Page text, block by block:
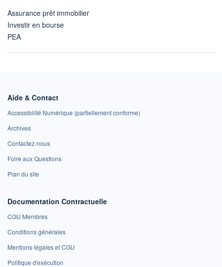
Assurance prêt immobilier
Investir en bourse
PEA
Aide & Contact
Accessibilité Numérique (partiellement conforme)
Archives
Contactez-nous
Foire aux Questions
Plan du site
Documentation Contractuelle
CGU Membres
Conditions générales
Mentions légales et CGU
Politique d'exécution